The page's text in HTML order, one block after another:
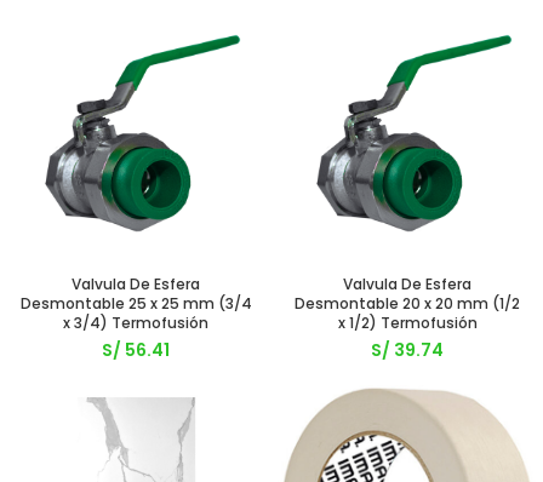
Valvula De Esfera
Desmontable 25 x 25 mm (3/4
x 3/4) Termofusión
S/ 56.41
Valvula De Esfera
Desmontable 20 x 20 mm (1/2
x 1/2) Termofusión
S/ 39.74